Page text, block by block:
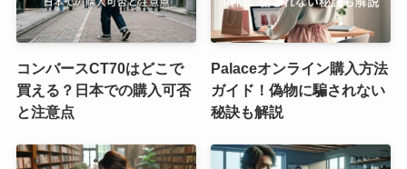
コンバースCT70はどこで
買える？日本での購入可否
と注意点
Palaceオンライン購入方法
ガイド！偽物に騙されない
秘訣も解説